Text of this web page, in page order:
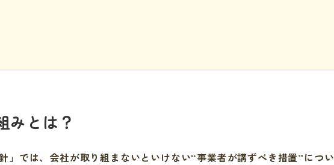
みとは？
」では、会社が取り組まないといけない“事業者が講ずべき措置”につ